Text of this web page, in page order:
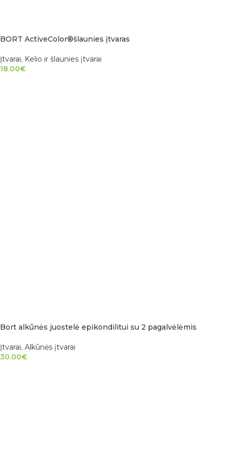
BORT ActiveColor®šlaunies įtvaras
Įtvarai, Kelio ir šlaunies įtvarai
18.00€
Bort alkūnės juostelė epikondilitui su 2 pagalvėlėmis
Įtvarai, Alkūnės įtvarai
30.00€